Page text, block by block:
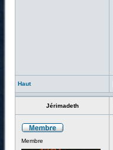
Haut
Jérimadeth
Membre